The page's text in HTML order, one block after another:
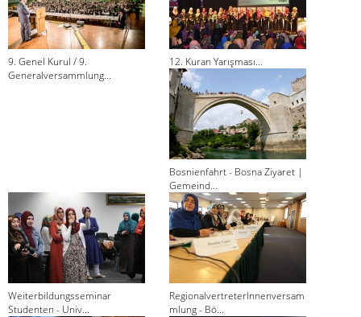
9. Genel Kurul / 9.
Generalversammlung...
12. Kuran Yarışması...
Bosnienfahrt - Bosna Ziyaret |
Gemeind...
Weiterbildungsseminar
Studenten - Univ...
RegionalvertreterInnenversam
mlung - Bö...